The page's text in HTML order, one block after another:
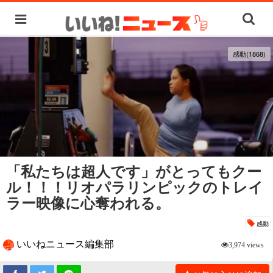
感動(1868)
「私たちは超人です」がとってもクー
ル！！！リオパラリンピックのトレイ
ラー映像に心奪われる。
感動
いいねニュース編集部 3,974 views